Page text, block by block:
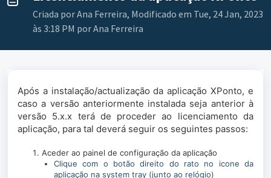
Criada por Ana Ferreira, Modificado em Tue, 24 Jan, 2023
às 3:18 PM por Ana Ferreira
Após a instalação/actualização da aplicação XPonto, e
caso a versão anteriormente instalada seja anterior à
versão 5.x.x terá de proceder ao licenciamento da
aplicação, para tal deverá seguir os seguintes passos:
Aceder ao painel de configuração da aplicação
Clique com o botão direito do rato no icone da
aplicação na system tray (junto ao relógio)